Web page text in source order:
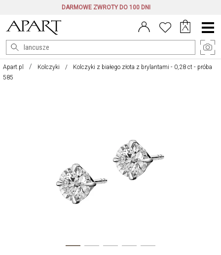
DARMOWE ZWROTY DO 100 DNI
Menu
główne
Apart.pl Kolczyki
Kolczyki z białego złota z brylantami - 0,28 ct - próba
585